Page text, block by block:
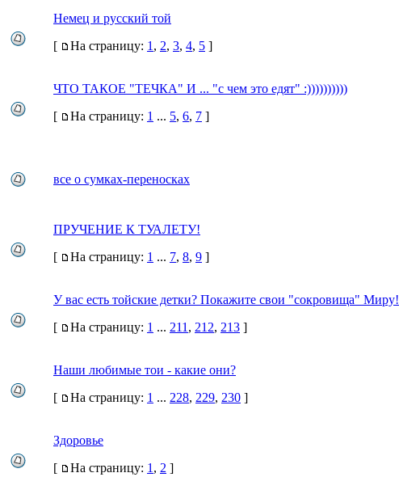
Немец и русский той
[
На страницу: 1 , 2, 3, 4, 5 ]
ЧТО ТАКОЕ "ТЕЧКА" И ... "с чем это едят" :))))))))))
[
На страницу: 1 ... 5, 6, 7 ]
все о сумках-переносках
ПРУЧЕНИЕ К ТУАЛЕТУ!
[
На страницу: 1 ... 7, 8, 9 ]
У вас есть тойские детки? Покажите свои "сокровища" Миру!
[
На страницу: 1 ... 211 , 212, 213 ]
Наши любимые тои - какие они?
[
На страницу: 1 ... 228, 229, 230 ]
Здоровье
[
На страницу: 1 , 2 ]